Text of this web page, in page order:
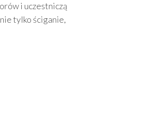
i uczestniczą
tylko ściganie,